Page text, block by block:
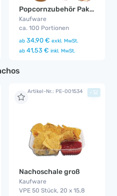
Popcornzubehör Paket 100
Kaufware
ca. 100 Portionen
ab 34,90 € exkl. MwSt.
ab 41,53 € inkl. MwSt.
Artikel-Nr.: PE-001534
Nachoschale groß
Kaufware
VPE 50 Stück, 20 x 15,8
+